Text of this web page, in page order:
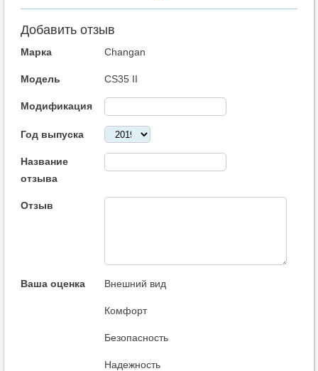
Добавить отзыв
Марка Changan
Модель CS35 II
Модификация
Год выпуска
Название
отзыва
Отзыв
Ваша оценка Внешний вид
Комфорт
Безопасность
Надежность